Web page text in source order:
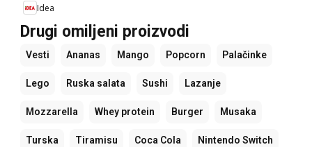
Idea
Drugi omiljeni proizvodi
Vesti Ananas Mango Popcorn Palačinke
Lego Ruska salata Sushi Lazanje
Mozzarella Whey protein Burger Musaka
Turska Tiramisu Coca Cola Nintendo Switch